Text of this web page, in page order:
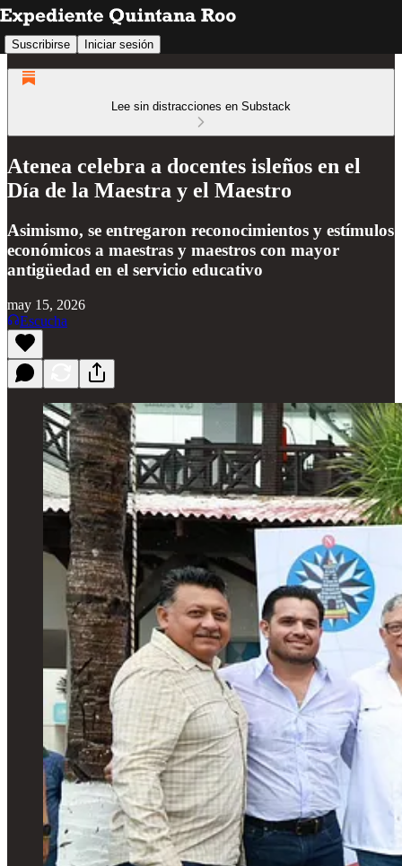
Suscribirse Iniciar sesión
Lee sin distracciones en Substack
Atenea celebra a docentes isleños en el
Día de la Maestra y el Maestro
Asimismo, se entregaron reconocimientos y estímulos
económicos a maestras y maestros con mayor
antigüedad en el servicio educativo
may 15, 2026
Escucha